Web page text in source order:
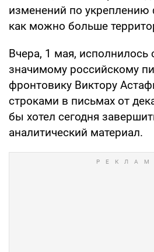
изменений по укреплению
как можно больше
Вчера, 1 мая, исполнилось
значимому российскому
фронтовику Виктору
строками в письмах от
бы хотел сегодня
аналитический материал.